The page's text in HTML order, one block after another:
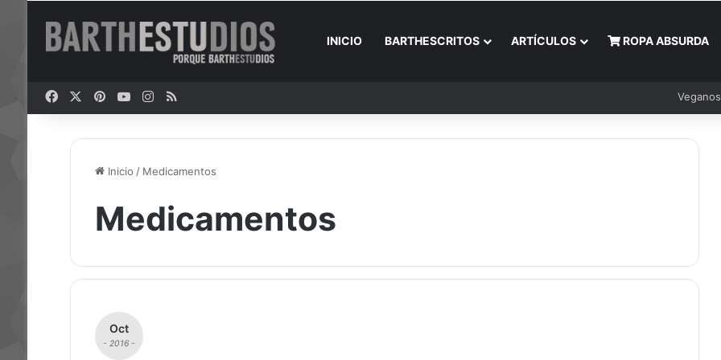
INICIO BARTHESCRITOS ARTÍCULOS ROPA ABSURDA
FacebookPinterestYouTubeInstagram
RSS
Inicio / Medicamentos
Medicamentos
Oct
- 2016 -